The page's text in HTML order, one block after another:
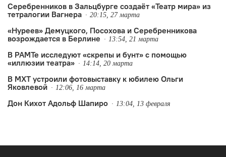
Серебренников в Зальцбурге создаёт «Театр мира» из
тетралогии Вагнера
20:15, 27 марта
«Нуреев» Демуцкого, Посохова и Серебренникова
возрождается в Берлине
13:54, 21 марта
В РАМТе исследуют «скрепы и бунт» с помощью
«иллюзии театра»
14:14, 20 марта
В МХТ устроили фотовыставку к юбилею Ольги
Яковлевой
12:06, 16 марта
Дон Кихот Адольф Шапиро 13:04, 13 февраля